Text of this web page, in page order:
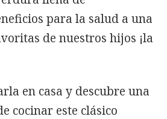
para la salud a una
de nuestros hijos ¡la
en casa y descubre una
cocinar este clásico